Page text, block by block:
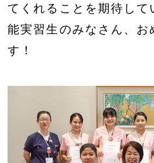
てくれることを期待して
能実習生のみなさん、お
す！